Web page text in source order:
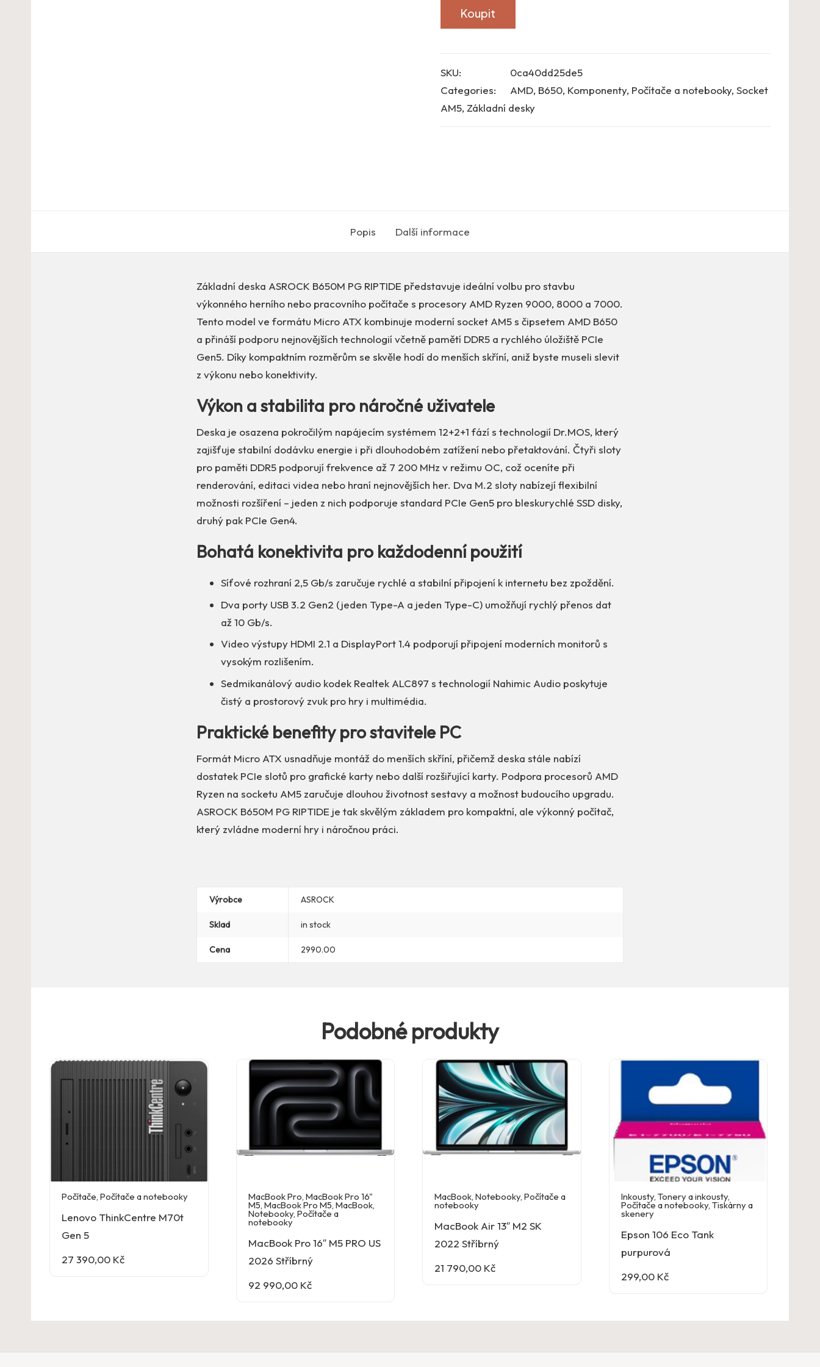
Koupit
SKU:
0ca40dd25de5
Categories:
AMD, B650, Komponenty, Počítače a notebooky, Socket
AM5, Základní desky
Popis Další informace
Základní deska ASROCK B650M PG RIPTIDE představuje ideální volbu pro stavbu
výkonného herního nebo pracovního počítače s procesory AMD Ryzen 9000, 8000 a 7000.
Tento model ve formátu Micro ATX kombinuje moderní socket AM5 s čipsetem AMD B650
a přináší podporu nejnovějších technologií včetně pamětí DDR5 a rychlého úložiště PCIe
Gen5. Díky kompaktním rozměrům se skvěle hodí do menších skříní, aniž byste museli slevit
z výkonu nebo konektivity.
Výkon a stabilita pro náročné uživatele
Deska je osazena pokročilým napájecím systémem 12+2+1 fází s technologií Dr.MOS, který
zajišťuje stabilní dodávku energie i při dlouhodobém zatížení nebo přetaktování. Čtyři sloty
pro paměti DDR5 podporují frekvence až 7 200 MHz v režimu OC, což oceníte při
renderování, editaci videa nebo hraní nejnovějších her. Dva M.2 sloty nabízejí flexibilní
možnosti rozšíření – jeden z nich podporuje standard PCIe Gen5 pro bleskurychlé SSD disky,
druhý pak PCIe Gen4.
Bohatá konektivita pro každodenní použití
Síťové rozhraní 2,5 Gb/s zaručuje rychlé a stabilní připojení k internetu bez zpoždění.
Dva porty USB 3.2 Gen2 (jeden Type-A a jeden Type-C) umožňují rychlý přenos dat
až 10 Gb/s.
Video výstupy HDMI 2.1 a DisplayPort 1.4 podporují připojení moderních monitorů s
vysokým rozlišením.
Sedmikanálový audio kodek Realtek ALC897 s technologií Nahimic Audio poskytuje
čistý a prostorový zvuk pro hry i multimédia.
Praktické benefity pro stavitele PC
Formát Micro ATX usnadňuje montáž do menších skříní, přičemž deska stále nabízí
dostatek PCIe slotů pro grafické karty nebo další rozšiřující karty. Podpora procesorů AMD
Ryzen na socketu AM5 zaručuje dlouhou životnost sestavy a možnost budoucího upgradu.
ASROCK B650M PG RIPTIDE je tak skvělým základem pro kompaktní, ale výkonný počítač,
který zvládne moderní hry i náročnou práci.
Výrobce ASROCK
Sklad in stock
Cena 2990.00
Podobné produkty
Počítače, Počítače a notebooky
Lenovo ThinkCentre M70t
Gen 5
27 390,00 Kč
MacBook Pro, MacBook Pro 16"
M5, MacBook Pro M5, MacBook,
Notebooky, Počítače a
notebooky
MacBook Pro 16″ M5 PRO US
2026 Stříbrný
92 990,00 Kč
MacBook,Notebooky,Počítače a
notebooky
MacBook Air 13″ M2 SK
2022 Stříbrný
21 790,00 Kč
Inkousty, Tonery a inkousty,
Počítače a notebooky, Tiskárny a
skenery
Epson 106 Eco Tank
purpurová
299,00 Kč